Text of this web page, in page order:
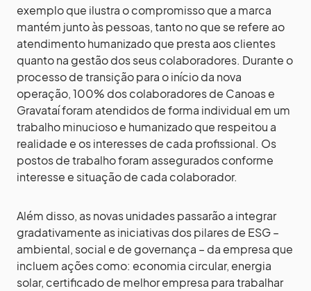
exemplo que ilustra o compromisso que a marca
mantém junto às pessoas, tanto no que se refere ao
atendimento humanizado que presta aos clientes
quanto na gestão dos seus colaboradores. Durante o
processo de transição para o início da nova
operação, 100% dos colaboradores de Canoas e
Gravataí foram atendidos de forma individual em um
trabalho minucioso e humanizado que respeitou a
realidade e os interesses de cada profissional. Os
postos de trabalho foram assegurados conforme
interesse e situação de cada colaborador.
Além disso, as novas unidades passarão a integrar
gradativamente as iniciativas dos pilares de ESG –
ambiental, social e de governança – da empresa que
incluem ações como: economia circular, energia
solar, certificado de melhor empresa para trabalhar